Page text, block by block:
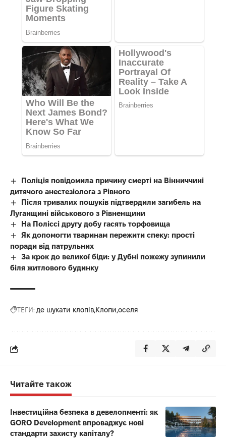
Поліція повідомила причину смерті на Вінниччині
дитячого анестезіолога з Рівного
Після тривалих пошуків підтвердили загибель на
Луганщині військового з Рівненщини
На Поліссі другу добу гасять торфовища
Як допомогти тваринам пережити спеку: прості
поради від патрульних
За крок до великої біди: у Дубні пожежу зупинили
біля житлового будинку
ТЕГИ: де шукати клопів Клопи оселя
Читайте також
Інвестиційна безпека в девелопменті: як
GORO Development впроваджує нові
стандарти захисту капіталу?